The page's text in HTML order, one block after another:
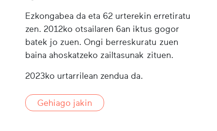
Ezkongabea da eta 62 urterekin erretiratu
zen. 2012ko otsailaren 6an iktus gogor
batek jo zuen. Ongi berreskuratu zuen
baina ahoskatzeko zailtasunak zituen.
2023ko urtarrilean zendua da.
Gehiago jakin